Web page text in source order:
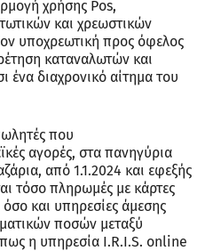
χρήσης Pos,
και χρεωστικών
υποχρεωτική προς όφελος
καταναλωτών και
ένα διαχρονικό αίτημα του
που
αγορές, στα πανηγύρια
από 1.1.2024 και εφεξής
τόσο πληρωμές με κάρτες
όσο και υπηρεσίες άμεσης
ποσών μεταξύ
η υπηρεσία I.R.I.S. online